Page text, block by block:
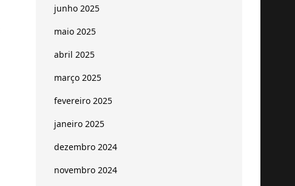
junho 2025
maio 2025
abril 2025
março 2025
fevereiro 2025
janeiro 2025
dezembro 2024
novembro 2024